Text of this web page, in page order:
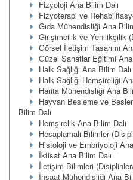
Fizyoloji Ana Bilim Dalı
Fizyoterapi ve
Gıda Mühendisliği Ana
Girişimcilik ve Yenilikçilik
Görsel İletişim Tasarımı
Güzel Sanatlar Eğitimi Ana
Halk Sağlığı Ana Bilim Dalı
Halk Sağlığı Hemşireliği
Harita Mühendisliği Ana
Hayvan Besleme ve
Bilim Dalı
Hemşirelik Ana Bilim Dalı
Hesaplamalı Bilimler
Histoloji ve Embriyoloji
İktisat Ana Bilim Dalı
İletişim Bilimleri
İnşaat Mühendisliği Ana